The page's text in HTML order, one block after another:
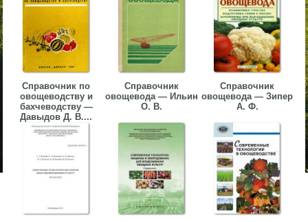
Справочник по
овощеводству и
бахчеводству —
Давыдов Д. В....
Справочник
овощевода — Ильин
О. В.
Справочник
овощевода — Зипер
А. Ф.